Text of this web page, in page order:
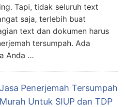
Tapi, tidak seluruh text
saja, terlebih buat
text dan dokumen harus
tersumpah. Ada
Anda …
Jasa Penerjemah Tersumpah
Murah Untuk SIUP dan TDP